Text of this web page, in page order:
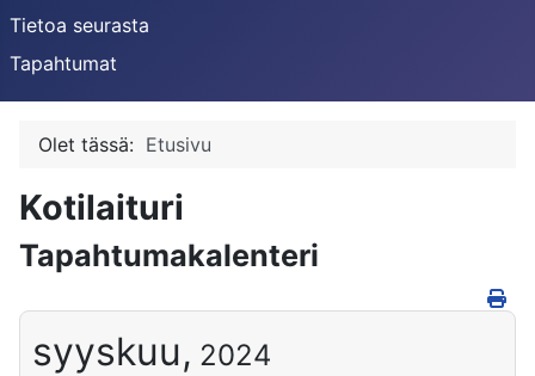
Tietoa seurasta
Tapahtumat
Olet tässä: Etusivu
Kotilaituri
Tapahtumakalenteri
syyskuu, 2024